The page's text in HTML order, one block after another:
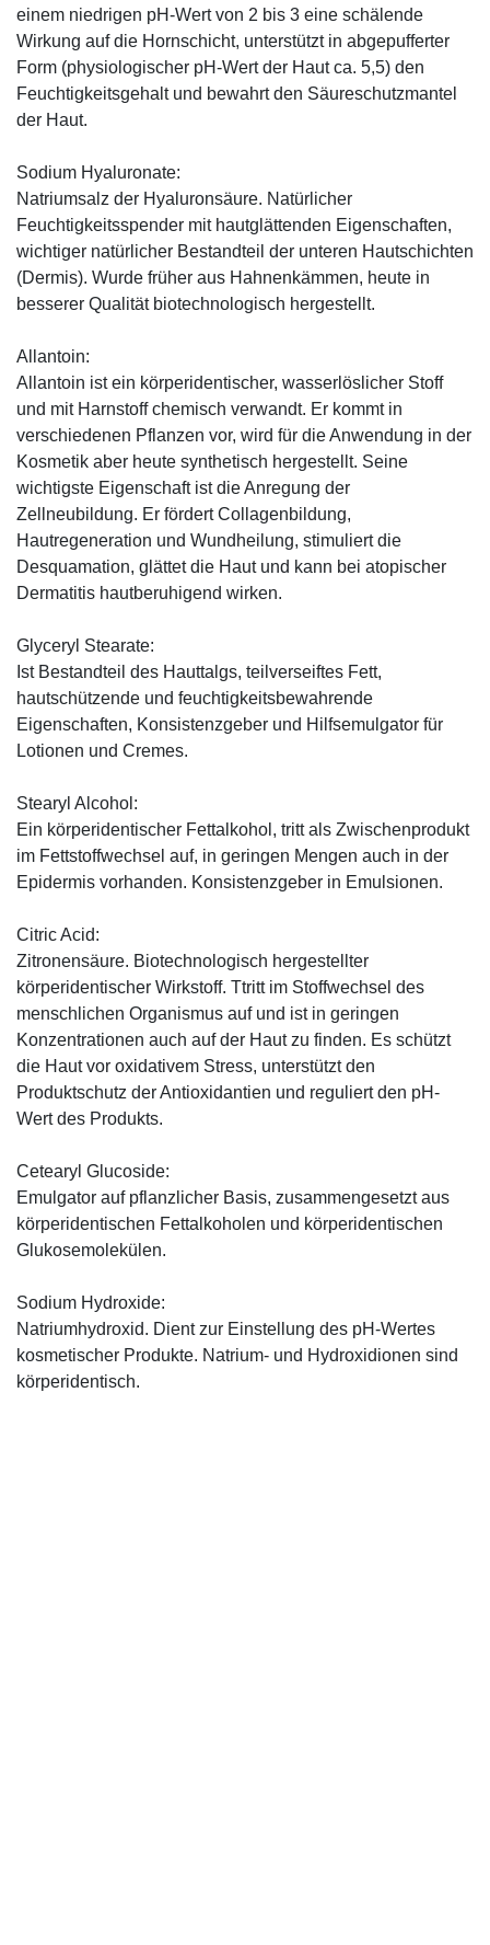
einem niedrigen pH-Wert von 2 bis 3 eine schälende
Wirkung auf die Hornschicht, unterstützt in abgepufferter
Form (physiologischer pH-Wert der Haut ca. 5,5) den
Feuchtigkeitsgehalt und bewahrt den Säureschutzmantel
der Haut.
Sodium Hyaluronate:
Natriumsalz der Hyaluronsäure. Natürlicher
Feuchtigkeitsspender mit hautglättenden Eigenschaften,
wichtiger natürlicher Bestandteil der unteren Hautschichten
(Dermis). Wurde früher aus Hahnenkämmen, heute in
besserer Qualität biotechnologisch hergestellt.
Allantoin:
Allantoin ist ein körperidentischer, wasserlöslicher Stoff
und mit Harnstoff chemisch verwandt. Er kommt in
verschiedenen Pflanzen vor, wird für die Anwendung in der
Kosmetik aber heute synthetisch hergestellt. Seine
wichtigste Eigenschaft ist die Anregung der
Zellneubildung. Er fördert Collagenbildung,
Hautregeneration und Wundheilung, stimuliert die
Desquamation, glättet die Haut und kann bei atopischer
Dermatitis hautberuhigend wirken.
Glyceryl Stearate:
Ist Bestandteil des Hauttalgs, teilverseiftes Fett,
hautschützende und feuchtigkeitsbewahrende
Eigenschaften, Konsistenzgeber und Hilfsemulgator für
Lotionen und Cremes.
Stearyl Alcohol:
Ein körperidentischer Fettalkohol, tritt als Zwischenprodukt
im Fettstoffwechsel auf, in geringen Mengen auch in der
Epidermis vorhanden. Konsistenzgeber in Emulsionen.
Citric Acid:
Zitronensäure. Biotechnologisch hergestellter
körperidentischer Wirkstoff. Ttritt im Stoffwechsel des
menschlichen Organismus auf und ist in geringen
Konzentrationen auch auf der Haut zu finden. Es schützt
die Haut vor oxidativem Stress, unterstützt den
Produktschutz der Antioxidantien und reguliert den pH-
Wert des Produkts.
Cetearyl Glucoside:
Emulgator auf pflanzlicher Basis, zusammengesetzt aus
körperidentischen Fettalkoholen und körperidentischen
Glukosemolekülen.
Sodium Hydroxide:
Natriumhydroxid. Dient zur Einstellung des pH-Wertes
kosmetischer Produkte. Natrium- und Hydroxidionen sind
körperidentisch.